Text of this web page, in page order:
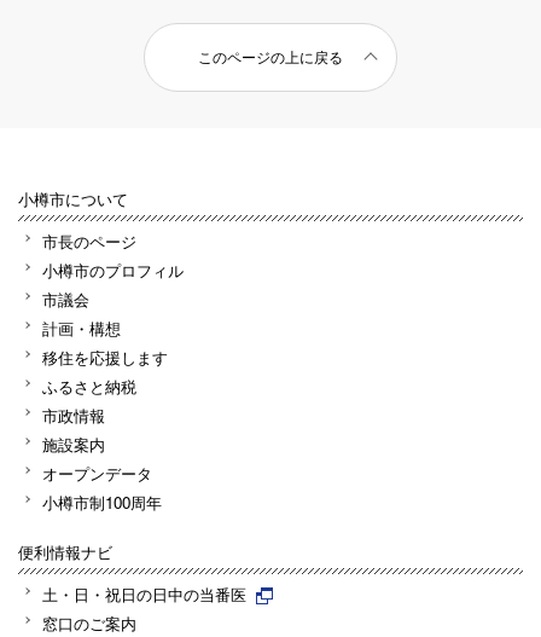
このページの上に戻る
小樽市について
市長のページ
小樽市のプロフィル
市議会
計画・構想
移住を応援します
ふるさと納税
市政情報
施設案内
オープンデータ
小樽市制100周年
便利情報ナビ
土・日・祝日の日中の当番医
窓口のご案内